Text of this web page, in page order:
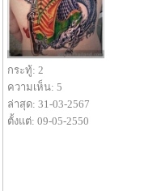
กระทู้: 2
ความเห็น: 5
ล่าสุด: 31-03-2567
ตั้งแต่: 09-05-2550